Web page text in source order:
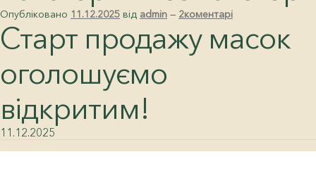
ДЛЯ ГУБ
Опубліковано 11.12.2025 від admin — 2коментарі
Старт продажу масок
оголошуємо
відкритим!
11.12.2025